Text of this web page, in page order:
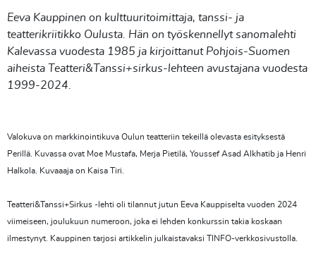
Eeva Kauppinen on kulttuuritoimittaja, tanssi- ja
teatterikriitikko Oulusta. Hän on työskennellyt sanomalehti
Kalevassa vuodesta 1985 ja kirjoittanut Pohjois-Suomen
aiheista Teatteri&Tanssi+sirkus-lehteen avustajana vuodesta
1999-2024.
Valokuva on markkinointikuva Oulun teatteriin tekeillä olevasta esityksestä
Perillä. Kuvassa ovat Moe Mustafa, Merja Pietilä, Youssef Asad Alkhatib ja Henri
Halkola. Kuvaaaja on Kaisa Tiri.
Teatteri&Tanssi+Sirkus -lehti oli tilannut jutun Eeva Kauppiselta vuoden 2024
viimeiseen, joulukuun numeroon, joka ei lehden konkurssin takia koskaan
ilmestynyt. Kauppinen tarjosi artikkelin julkaistavaksi TINFO-verkkosivustolla.